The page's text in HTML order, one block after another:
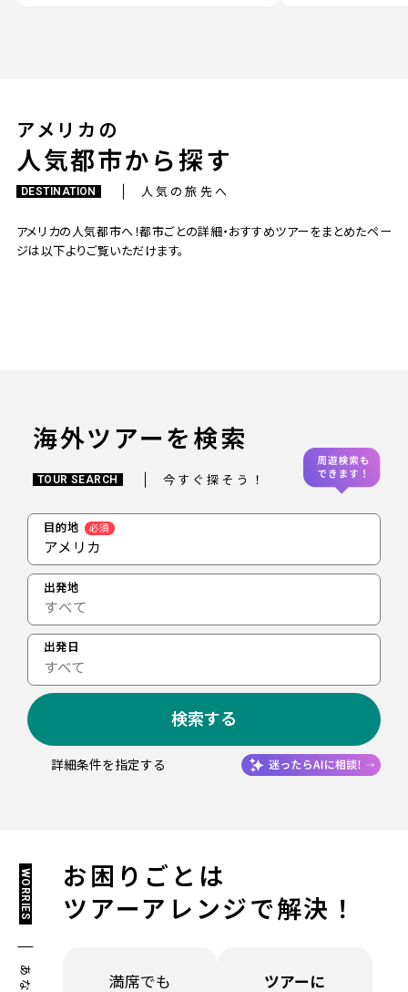
アメリカの
人気都市から探す
DESTINATION 人気の旅先へ
アメリカの人気都市へ！都市ごとの詳細・おすすめツアーをまとめたペー
ジは以下よりご覧いただけます。
ニューヨーク ロサンゼルス
サンフラ
海外ツアーを検索
TOUR SEARCH 今すぐ探そう！
目的地 必須
アメリカ
出発地
出発日
すべて
検索する
詳細条件を指定する
お困りごとは
ツアーアレンジで解決！
WORRIES
満席でも
ツアーに